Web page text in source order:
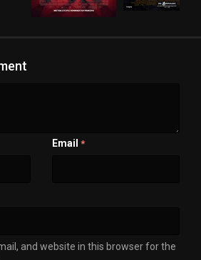
Email *
and website in this browser for the